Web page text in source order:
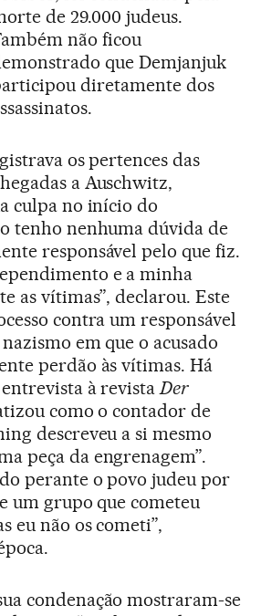
de 29.000 judeus.
não ficou
que Demjanjuk
diretamente dos
os pertences das
a Auschwitz,
culpa no início do
tenho nenhuma dúvida de
responsável pelo que fiz.
e a minha
as vítimas”, declarou. Este
contra um responsável
em que o acusado
perdão às vítimas. Há
à revistaDer
como o contador de
descreveu a si mesmo
peça da engrenagem”.
perante o povo judeu por
um grupo que cometeu
eu não os cometi”,
condenação mostraram-se